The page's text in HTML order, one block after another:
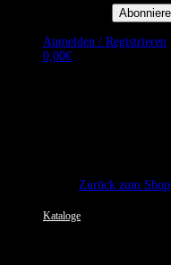
Anmelden / Registrieren
0,00€
Zurück zum Shop
Kataloge